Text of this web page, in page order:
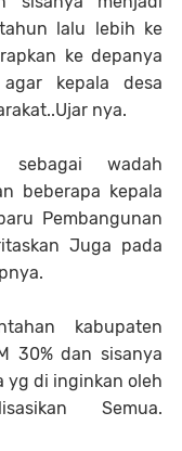
lalu lebih ke
ke depanya
kepala desa
nya.
sebagai wadah
beberapa kepala
Pembangunan
Juga pada
kabupaten
30% dan sisanya
yg di inginkan oleh
Semua.